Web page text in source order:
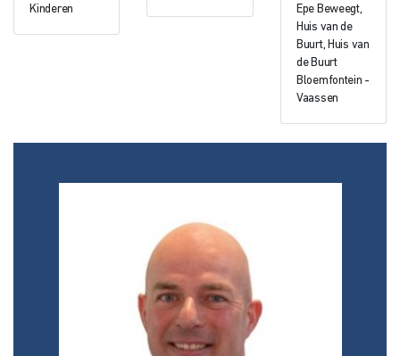
Kinderen
Epe Beweegt,
Huis van de
Buurt, Huis van
de Buurt
Bloemfontein -
Vaassen